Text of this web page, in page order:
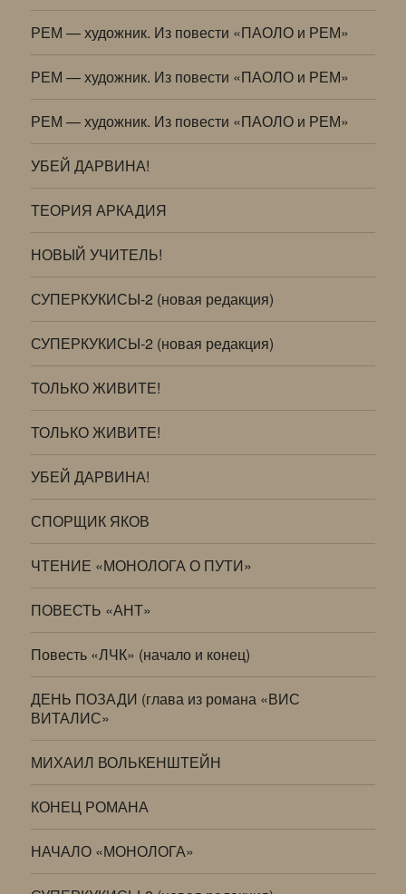
РЕМ — художник. Из повести «ПАОЛО и РЕМ»
РЕМ — художник. Из повести «ПАОЛО и РЕМ»
РЕМ — художник. Из повести «ПАОЛО и РЕМ»
УБЕЙ ДАРВИНА!
ТЕОРИЯ АРКАДИЯ
НОВЫЙ УЧИТЕЛЬ!
СУПЕРКУКИСЫ-2 (новая редакция)
СУПЕРКУКИСЫ-2 (новая редакция)
ТОЛЬКО ЖИВИТЕ!
ТОЛЬКО ЖИВИТЕ!
УБЕЙ ДАРВИНА!
СПОРЩИК ЯКОВ
ЧТЕНИЕ «МОНОЛОГА О ПУТИ»
ПОВЕСТЬ «АНТ»
Повесть «ЛЧК» (начало и конец)
ДЕНЬ ПОЗАДИ (глава из романа «ВИС
ВИТАЛИС»
МИХАИЛ ВОЛЬКЕНШТЕЙН
КОНЕЦ РОМАНА
НАЧАЛО «МОНОЛОГА»